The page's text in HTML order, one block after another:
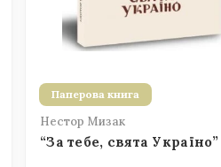
Паперова книга
Нестор Мизак
“За тебе, свята Україно”